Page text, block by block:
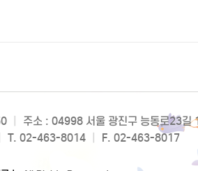
주소 : 04998 서울 광진구 능동로23길
T. 02-463-8014 F. 02-463-8017